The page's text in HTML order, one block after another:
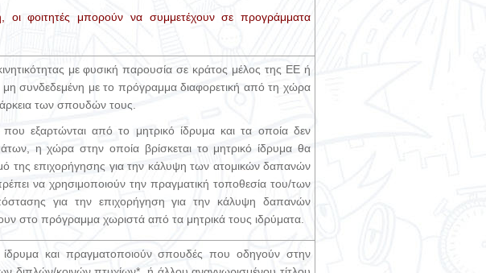
φοιτητές μπορούν να συμμετέχουν σε προγράμματα
με φυσική παρουσία σε κράτος μέλος της ΕΕ ή
συνδεδεμένη με το πρόγραμμα διαφορετική από τη χώρα
των σπουδών τους.
εξαρτώνται από το μητρικό ίδρυμα και τα οποία δεν
η χώρα στην οποία βρίσκεται το μητρικό ίδρυμα θα
της επιχορήγησης για την κάλυψη των ατομικών δαπανών
να χρησιμοποιούν την πραγματική τοποθεσία του/των
για την επιχορήγηση για την κάλυψη δαπανών
στο πρόγραμμα χωριστά από τα μητρικά τους ιδρύματα.
ίδρυμα και πραγματοποιούν σπουδές που οδηγούν στην